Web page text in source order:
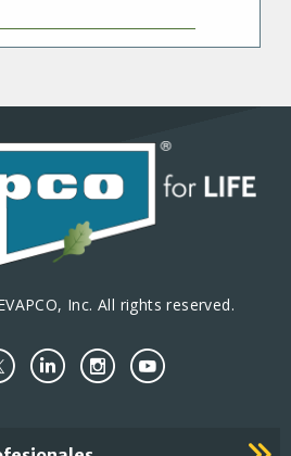
Inc. All rights reserved.